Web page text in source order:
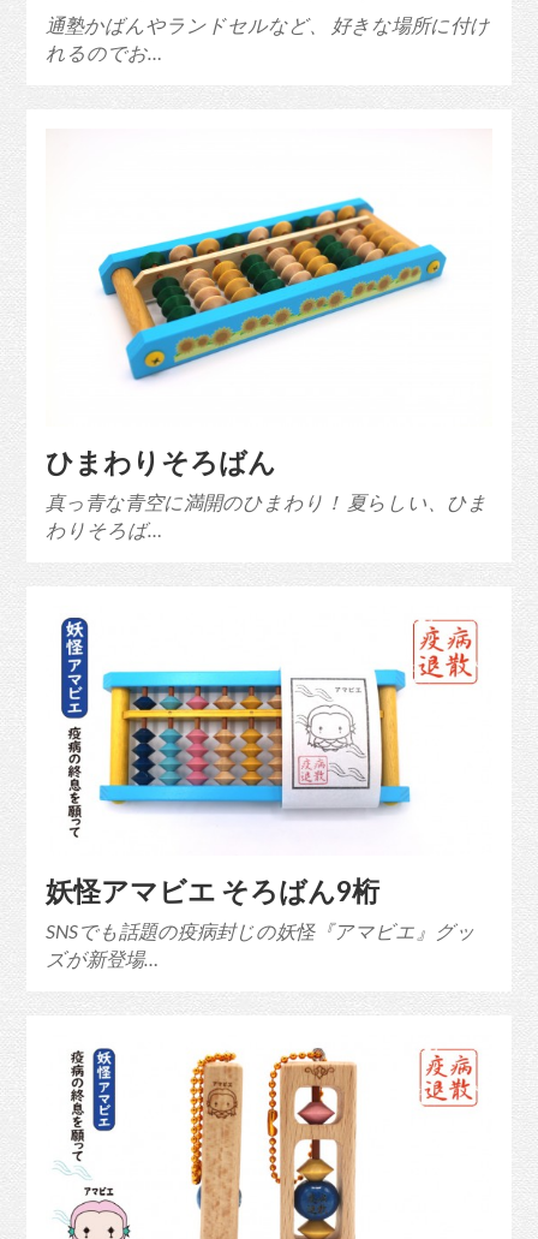
通塾かばんやランドセルなど、 好きな場所に付け
れるのでお…
ひまわりそろばん
真っ青な青空に満開のひまわり！ 夏らしい、ひま
わりそろば…
妖怪アマビエ そろばん9桁
SNSでも話題の疫病封じの妖怪『アマビエ』グッ
ズが新登場…